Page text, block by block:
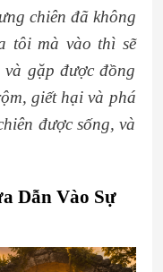
chiên đã không
tôi mà vào thì sẽ
gặp được đồng
giết hại và phá
được sống, và
Dẫn Vào Sự